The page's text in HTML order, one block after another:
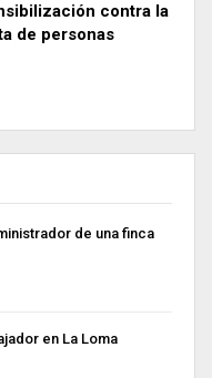
contra la
de personas
de una finca
en La Loma